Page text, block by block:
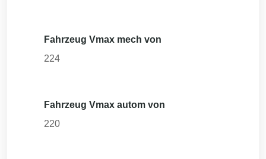
Fahrzeug Vmax mech von
224
Fahrzeug Vmax autom von
220